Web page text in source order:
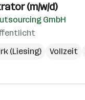
(m/w/d)
GmbH
(Liesing)
Vollzeit